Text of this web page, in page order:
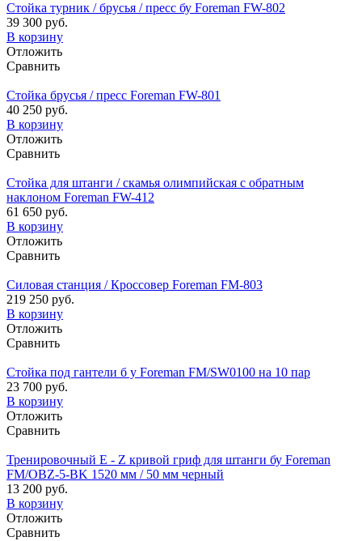
Стойка турник / брусья / пресс бу Foreman FW-802
39 300 руб.
В корзину
Отложить
Сравнить
Стойка брусья / пресс Foreman FW-801
40 250 руб.
В корзину
Отложить
Сравнить
Стойка для штанги / скамья олимпийская с обратным
наклоном Foreman FW-412
61 650 руб.
В корзину
Отложить
Сравнить
Силовая станция / Кроссовер Foreman FM-803
219 250 руб.
В корзину
Отложить
Сравнить
Стойка под гантели б у Foreman FM/SW0100 на 10 пар
23 700 руб.
В корзину
Отложить
Сравнить
Тренировочный E - Z кривой гриф для штанги бу Foreman
FM/OBZ-5-BK 1520 мм / 50 мм черный
13 200 руб.
В корзину
Отложить
Сравнить